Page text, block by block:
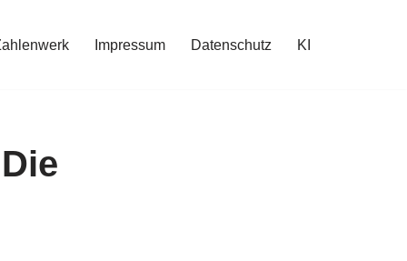
Impressum Datenschutz KI